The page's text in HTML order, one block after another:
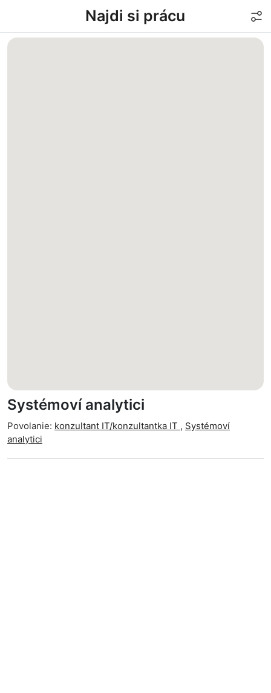
Najdi si prácu
Systémoví analytici
Povolanie: konzultant IT/konzultantka IT , Systémoví
analytici